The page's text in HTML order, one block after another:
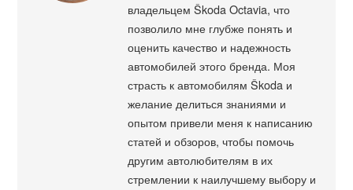
владельцем Škoda Octavia, что
позволило мне глубже понять и
оценить качество и надежность
автомобилей этого бренда. Моя
страсть к автомобилям Škoda и
желание делиться знаниями и
опытом привели меня к написанию
статей и обзоров, чтобы помочь
другим автолюбителям в их
стремлении к наилучшему выбору и